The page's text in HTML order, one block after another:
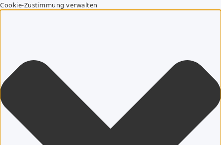
Cookie-Zustimmung verwalten